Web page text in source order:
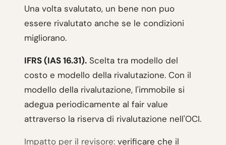
Una volta svalutato, un bene non puo
essere rivalutato anche se le condizioni
migliorano.
IFRS (IAS 16.31). Scelta tra modello del
costo e modello della rivalutazione. Con il
modello della rivalutazione, l'immobile si
adegua periodicamente al fair value
attraverso la riserva di rivalutazione nell'OCI.
Impatto per il revisore: verificare che il